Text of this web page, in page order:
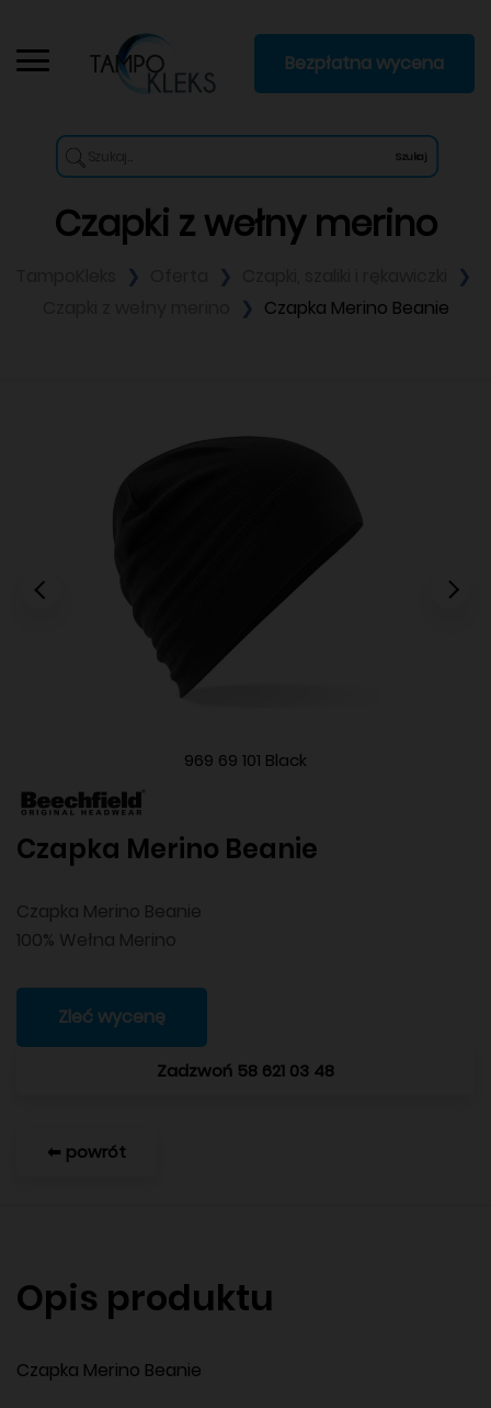
Szukaj
Bezpłatna wycena
Czapki z wełny merino
Czapka Merino Beanie
969 69 101 Black
Czapka Merino Beanie
Czapka Merino Beanie
100% Wełna Merino
Zleć wycenę
Zadzwoń 58 621 03 48
⬅ powrót
Opis produktu
Czapka Merino Beanie